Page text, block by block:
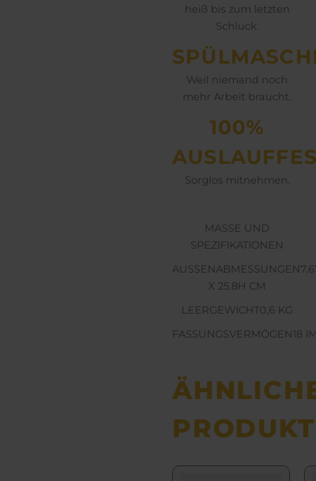
heiß bis zum letzten
Schluck.
Weil niemand noch
mehr Arbeit braucht.
100%
Sorglos mitnehmen.
MASSE UND
SPEZIFIKATIONEN
AUSSENABMESSUNGEN
X 25.8H CM
LEERGEWICHT0,6 KG
FASSUNGSVERMÖGEN18